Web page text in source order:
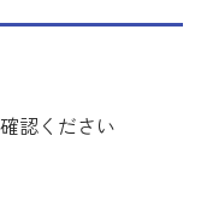
認ください